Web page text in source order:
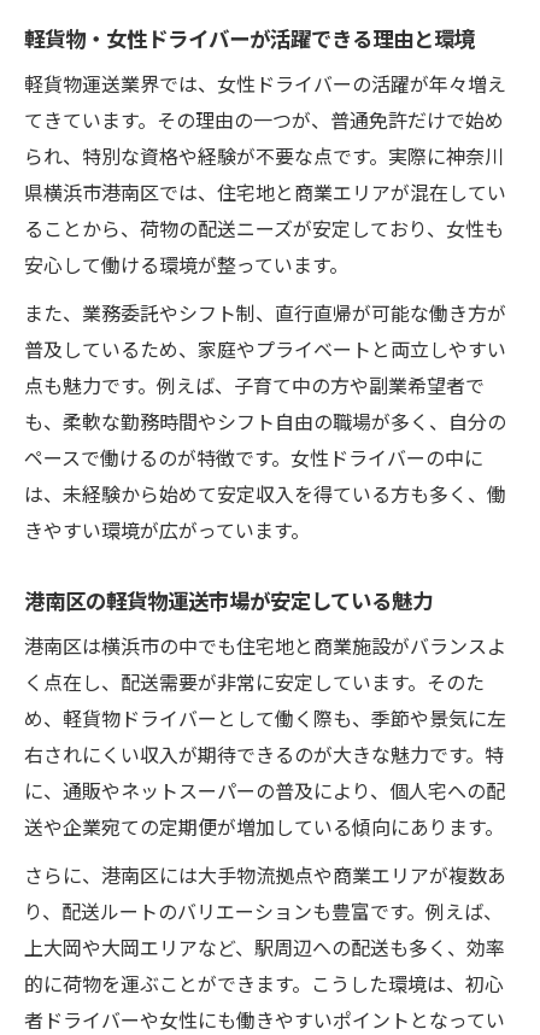
女性や未経験者におすすめの軽貨物ワーク
軽貨物・女性未経験者に選ばれる理由と実
例
未経験でも安心のサポート体制と研修内容
女性ドライバーが安心して続けるコツ
軽貨物・女性に適した仕事内容と働き方
副業や独立に強い軽貨物運送の始め方
軽貨物・女性が副業で始めるメリットと注
意点
独立志向に最適な軽貨物運送のスタート方
法
副業から独立までのステップと実践例
軽貨物で安定収入を目指す副業戦略
普通免許だけで始める安定収入の秘訣
普通免許で挑戦できる軽貨物・女性の職場
環境
免許取得のみで始められる軽貨物運送の特
徴
軽貨物・女性が安定収入を実現する働き方
普通免許活用で広がる軽貨物の仕事選択肢
女性にも安心な普通免許の活用方法
安定した働き方を叶えるシフト柔軟性
軽貨物・女性に嬉しい柔軟なシフト制度の
軽貨物・女性ドライバーが活躍できる理由と環境
軽貨物運送業界では、女性ドライバーの活躍が年々増え
てきています。その理由の一つが、普通免許だけで始め
られ、特別な資格や経験が不要な点です。実際に神奈川
県横浜市港南区では、住宅地と商業エリアが混在してい
ることから、荷物の配送ニーズが安定しており、女性も
安心して働ける環境が整っています。
また、業務委託やシフト制、直行直帰が可能な働き方が
普及しているため、家庭やプライベートと両立しやすい
点も魅力です。例えば、子育て中の方や副業希望者で
も、柔軟な勤務時間やシフト自由の職場が多く、自分の
ペースで働けるのが特徴です。女性ドライバーの中に
は、未経験から始めて安定収入を得ている方も多く、働
きやすい環境が広がっています。
港南区の軽貨物運送市場が安定している魅力
港南区は横浜市の中でも住宅地と商業施設がバランスよ
く点在し、配送需要が非常に安定しています。そのた
め、軽貨物ドライバーとして働く際も、季節や景気に左
右されにくい収入が期待できるのが大きな魅力です。特
に、通販やネットスーパーの普及により、個人宅への配
送や企業宛ての定期便が増加している傾向にあります。
さらに、港南区には大手物流拠点や商業エリアが複数あ
り、配送ルートのバリエーションも豊富です。例えば、
上大岡や大岡エリアなど、駅周辺への配送も多く、効率
的に荷物を運ぶことができます。こうした環境は、初心
者ドライバーや女性にも働きやすいポイントとなってい